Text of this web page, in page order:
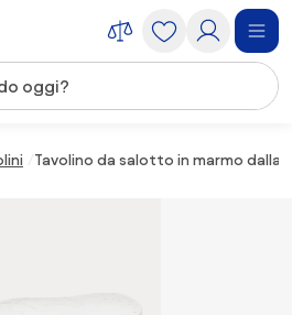
Tavolino da salotto in marmo dalla